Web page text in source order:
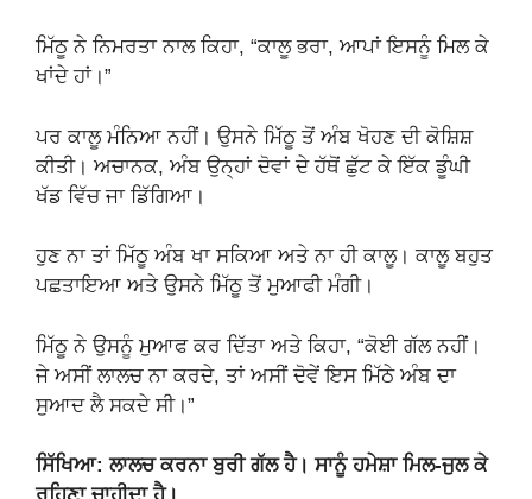
ਮਿੱਠੂ ਨੇ ਨਿਮਰਤਾ ਨਾਲ ਕਿਹਾ, “ਕਾਲੂ ਭਰਾ, ਆਪਾਂ ਇਸਨੂੰ ਮਿਲ ਕੇ
ਖਾਂਦੇ ਹਾਂ।”
ਪਰ ਕਾਲੂ ਮੰਨਿਆ ਨਹੀਂ। ਉਸਨੇ ਮਿੱਠੂ ਤੋਂ ਅੰਬ ਖੋਹਣ ਦੀ ਕੋਸ਼ਿਸ਼
ਕੀਤੀ। ਅਚਾਨਕ, ਅੰਬ ਉਨ੍ਹਾਂ ਦੋਵਾਂ ਦੇ ਹੱਥੋਂ ਛੁੱਟ ਕੇ ਇੱਕ ਡੂੰਘੀ
ਖੱਡ ਵਿੱਚ ਜਾ ਡਿੱਗਿਆ।
ਹੁਣ ਨਾ ਤਾਂ ਮਿੱਠੂ ਅੰਬ ਖਾ ਸਕਿਆ ਅਤੇ ਨਾ ਹੀ ਕਾਲੂ। ਕਾਲੂ ਬਹੁਤ
ਪਛਤਾਇਆ ਅਤੇ ਉਸਨੇ ਮਿੱਠੂ ਤੋਂ ਮੁਆਫੀ ਮੰਗੀ।
ਮਿੱਠੂ ਨੇ ਉਸਨੂੰ ਮੁਆਫ ਕਰ ਦਿੱਤਾ ਅਤੇ ਕਿਹਾ, “ਕੋਈ ਗੱਲ ਨਹੀਂ।
ਜੇ ਅਸੀਂ ਲਾਲਚ ਨਾ ਕਰਦੇ, ਤਾਂ ਅਸੀਂ ਦੋਵੇਂ ਇਸ ਮਿੱਠੇ ਅੰਬ ਦਾ
ਸੁਆਦ ਲੈ ਸਕਦੇ ਸੀ।”
ਸਿੱਖਿਆ: ਲਾਲਚ ਕਰਨਾ ਬੁਰੀ ਗੱਲ ਹੈ। ਸਾਨੂੰ ਹਮੇਸ਼ਾ ਮਿਲ-ਜੁਲ ਕੇ